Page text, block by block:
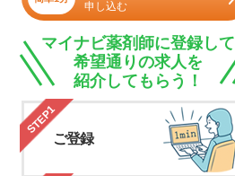
申し込む
マイナビ薬剤師に登録して
希望通りの求人を
紹介してもらう！
STEP1
ご登録